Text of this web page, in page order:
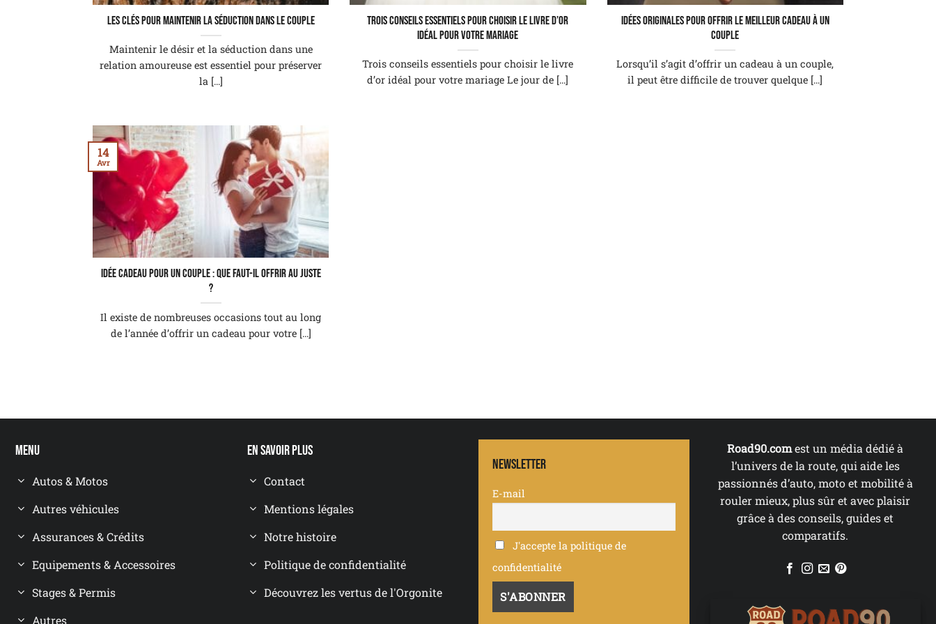
Les clés pour maintenir la séduction dans le couple
Maintenir le désir et la séduction dans une
relation amoureuse est essentiel pour préserver
la [...]
Trois conseils essentiels pour choisir le livre d’or
idéal pour votre mariage
Trois conseils essentiels pour choisir le livre
d’or idéal pour votre mariage Le jour de [...]
Idées originales pour offrir le meilleur cadeau à un
couple
Lorsqu’il s’agit d’offrir un cadeau à un couple,
il peut être difficile de trouver quelque [...]
Idée cadeau pour un couple : que faut-il offrir au juste
?
Il existe de nombreuses occasions tout au long
de l’année d’offrir un cadeau pour votre [...]
14
Avr
Menu
Autos & Motos
Autres véhicules
Assurances & Crédits
Equipements & Accessoires
Stages & Permis
Autres
En savoir plus
Contact
Mentions légales
Notre histoire
Politique de confidentialité
Découvrez les vertus de l'Orgonite
Newsletter
E-mail
J'accepte la politique de
confidentialité
Road90.comest un média dédié à
l’univers de la route, qui aide les
passionnés d’auto, moto et mobilité à
rouler mieux, plus sûr et avec plaisir
grâce à des conseils, guides et
comparatifs.